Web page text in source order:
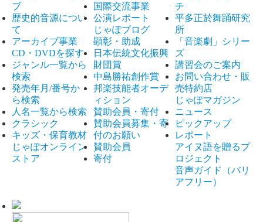
ブ
歴史的音源につい
て
アーカイブ事業
CD・DVDを探す
ジャンル一覧から
検索
発売年月/番号か
ら検索
人名一覧から検索
クラシック
キッズ・保育教材
じゃぽオンライン
ストア
国際交流事業
公演レポート
じゃぽブログ
顕彰・助成
日本伝統文化振興
財団賞
中島勝祐創作賞
邦楽技能者オーデ
ィション
賛助会員・寄付
賛助会員募集・寄
付のお願い
賛助会員
寄付
チ
平多正於舞踊研究
所
「音楽劇」シリー
ズ
講習会のご案内
お問い合わせ・販
売特約店
じゃぽマガジン
ニュース
ピックアップ
レポート
アイヌ語を贈るプ
ロジェクト
音声ガイド（バリ
アフリー）